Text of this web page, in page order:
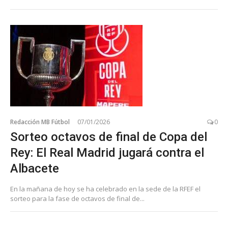
Redacción MB Fútbol 07/01/2026 0
Sorteo octavos de final de Copa del
Rey: El Real Madrid jugará contra el
Albacete
En la mañana de hoy se ha celebrado en la sede de la RFEF el
sorteo para la fase de octavos de final de...